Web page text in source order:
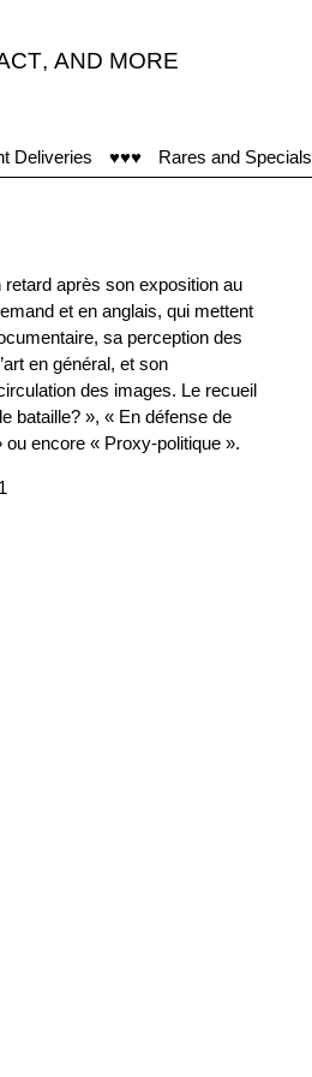
, AND MORE
Deliveries ♥♥♥ Rares and Specials
retard après son exposition au
et en anglais, qui mettent
sa perception des
en général, et son
des images. Le recueil
bataille? », « En défense de
ou encore « Proxy-politique ».